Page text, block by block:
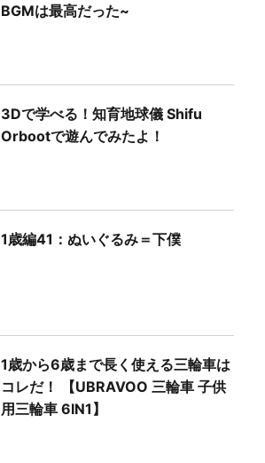
BGMは最高だった~
3Dで学べる！知育地球儀 Shifu
Orbootで遊んでみたよ！
1歳編41：ぬいぐるみ＝下僕
1歳から6歳まで長く使える三輪車は
コレだ！ 【UBRAVOO 三輪車 子供
用三輪車 6IN1】